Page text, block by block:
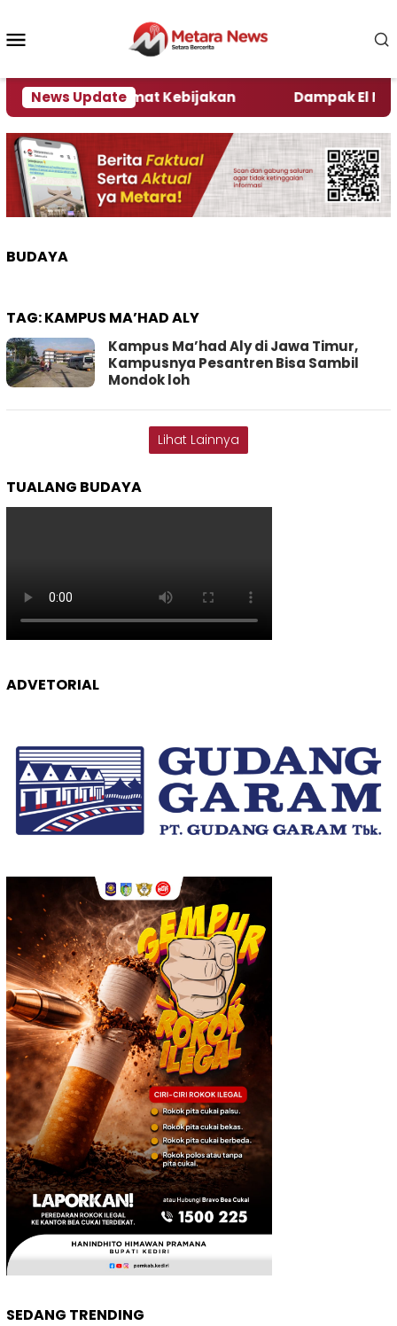
konten
News Update
Kata Pengamat Kebijakan Dampak El Nino,
BUDAYA
TAG:KAMPUS MA’HAD ALY
Kampus Ma’had Aly di Jawa Timur,
Kampusnya Pesantren Bisa Sambil
Mondok loh
Lihat Lainnya
TUALANG BUDAYA
ADVETORIAL
SEDANG TRENDING